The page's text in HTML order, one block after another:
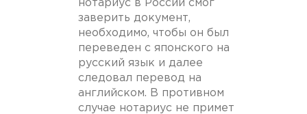
нотариус в России смог
заверить документ,
необходимо, чтобы он был
переведен с японского на
русский язык и далее
следовал перевод на
английском. В противном
случае нотариус не примет